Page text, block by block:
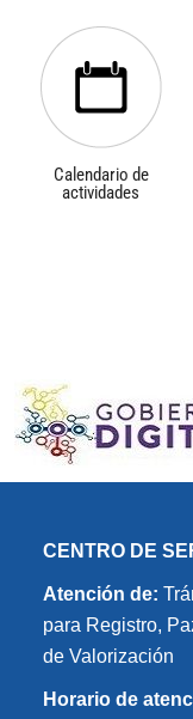
Calendario de
actividades
CENTRO DE
Atención de:
para Registro,
de Valorización
Horario de